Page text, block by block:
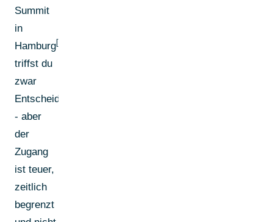
Summit
in
Hamburg[2]
triffst du
zwar
Entscheider
- aber
der
Zugang
ist teuer,
zeitlich
begrenzt